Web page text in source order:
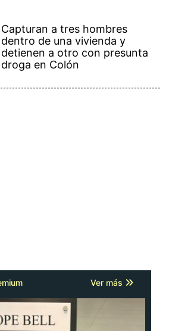
Capturan a tres hombres
dentro de una vivienda y
detienen a otro con presunta
droga en Colón
Ver más